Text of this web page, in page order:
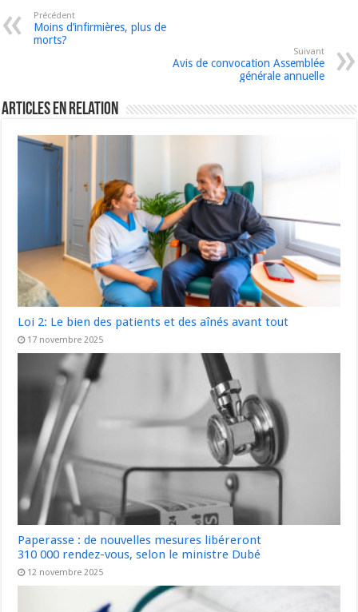
Précédent
Moins d’infirmières, plus de
morts?
Suivant
Avis de convocation Assemblée
générale annuelle
Articles en relation
Loi 2: Le bien des patients et des aînés avant tout
17 novembre 2025
Paperasse : de nouvelles mesures libéreront
310 000 rendez-vous, selon le ministre Dubé
12 novembre 2025